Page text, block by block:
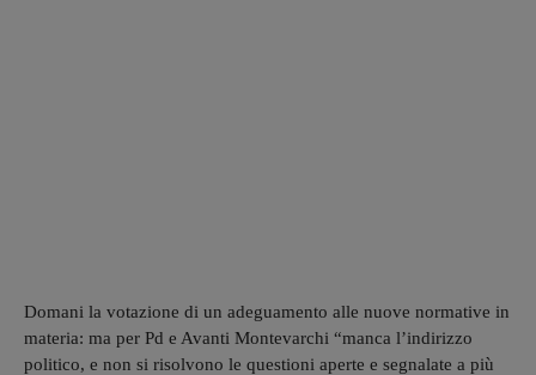
Domani la votazione di un adeguamento alle nuove normative in
materia: ma per Pd e Avanti Montevarchi “manca l’indirizzo
politico, e non si risolvono le questioni aperte e segnalate a più